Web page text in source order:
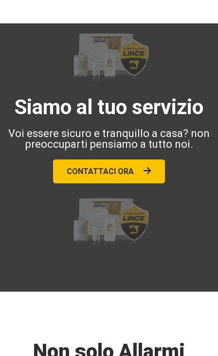
Siamo al tuo servizio
Voi essere sicuro e tranquillo a casa? non
preoccuparti pensiamo a tutto noi.
CONTATTACI ORA